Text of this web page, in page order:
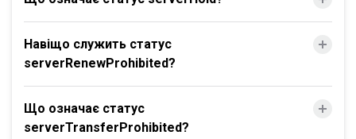
Навіщо служить статус
serverRenewProhibited?
Що означає статус
serverTransferProhibited?